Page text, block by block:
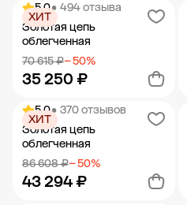
Добавить в корзину
5.0• 494 отзыва
Золотая цепь
облегченная
70 615 ₽− 50%
35 250 ₽
ХИТ
Добавить в корзину
5.0• 370 отзывов
Золотая цепь
облегченная
86 608 ₽− 50%
43 294 ₽
ХИТ